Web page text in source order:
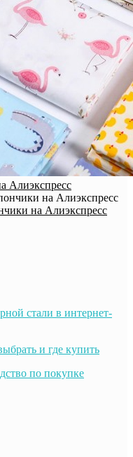
Алиэкспресс
на Алиэкспресс
стали в интернет-
и где купить
по покупке